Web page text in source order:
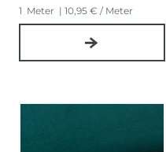
1 Meter | 10,95 € / Meter